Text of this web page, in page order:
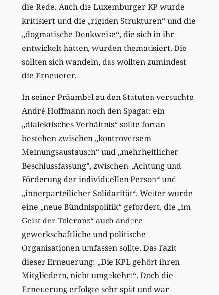
die Rede. Auch die Luxemburger KP wurde
kritisiert und die „rigiden Strukturen“ und die
„dogmatische Denkweise“, die sich in ihr
entwickelt hatten, wurden thematisiert. Die
sollten sich wandeln, das wollten zumindest
die Erneuerer.
In seiner Präambel zu den Statuten versuchte
André Hoffmann noch den Spagat: ein
„dialektisches Verhältnis“ sollte fortan
bestehen zwischen „kontroversem
Meinungsaustausch“ und „mehrheitlicher
Beschlussfassung“, zwischen „Achtung und
Förderung der individuellen Person“ und
„innerparteilicher Solidarität“. Weiter wurde
eine „neue Bündnispolitik“ gefordert, die „im
Geist der Toleranz“ auch andere
gewerkschaftliche und politische
Organisationen umfassen sollte. Das Fazit
dieser Erneuerung: „Die KPL gehört ihren
Mitgliedern, nicht umgekehrt“. Doch die
Erneuerung erfolgte sehr spät und war